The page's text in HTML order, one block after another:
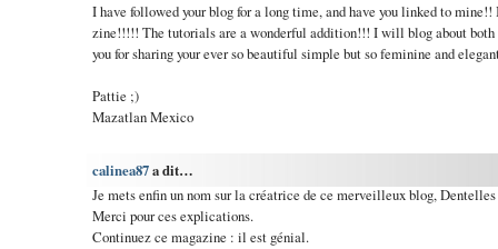
I have followed your blog for a long time, and have you linked to
zine!!!!! The tutorials are a wonderful addition!!! I will blog about both
you for sharing your ever so beautiful simple but so feminine and
Pattie ;)
Mazatlan Mexico
calinea87a dit…
Je mets enfin un nom sur la créatrice de ce merveilleux blog, Dentelles
Merci pour ces explications.
Continuez ce magazine : il est génial.